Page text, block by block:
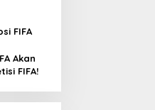
FIFA
Akan
FIFA!